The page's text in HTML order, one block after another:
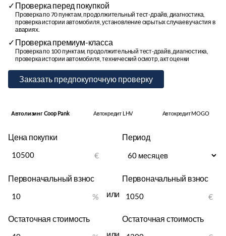
Проверка перед покупкой
Проверка по 70 пунктам, продолжительный тест-драйв, диагностика,
проверка истории автомобиля, установление скрытых случаев участия в
авариях.
Проверка премиум-класса
Проверка по 100 пунктам, продолжительный тест-драйв, диагностика,
проверка истории автомобиля, технический осмотр, акт оценки
Автолизинг Coop Pank Автокредит LHV Автокредит MOGO
Цена покупки
€
Период
Первоначальный взнос
%
или
Первоначальный взнос
€
Остаточная стоимость
Остаточная стоимость